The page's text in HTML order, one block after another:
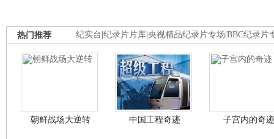
纪实台 纪录片片库 央视精品纪录片专场 BBC纪录片
热门推荐
朝鲜战场大逆转 中国工程奇迹 子宫内的奇迹